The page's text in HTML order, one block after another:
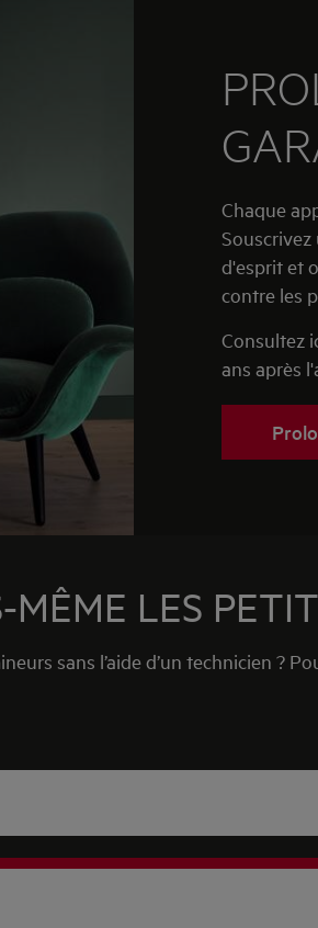
Chaque
d'esprit et
contre les
Consultez
ans après
MÊME LES
sans l’aide d’un technicien ?